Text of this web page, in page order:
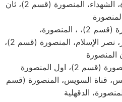
محافظة الدقهلية. المنصورة، الشهداء، المنصورة (قسم 2)، ثان
، المنصورة،
محافظة الدقهلية مدينه نصر، نصر الإسلام، المنصورة (قسم 2)،
المنصورة
اول المنصورة
قناة السويس، المنصورة (قسم